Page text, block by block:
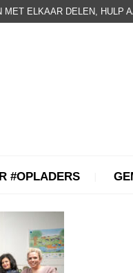
MET ELKAAR DELEN, HULP
#OPLADERS